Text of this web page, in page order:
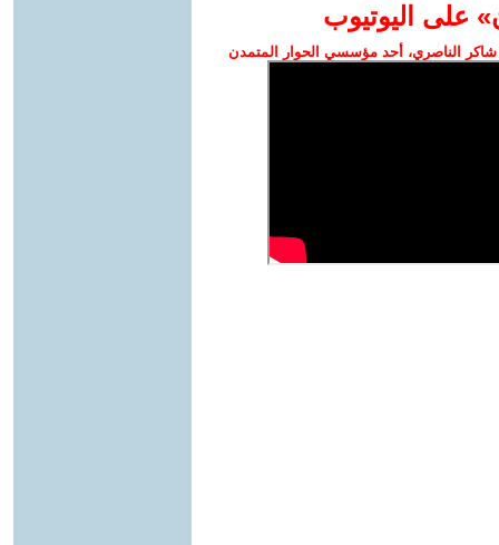
على اليوتيوب
الناصري، أحد مؤسسي الحوار المتمدن